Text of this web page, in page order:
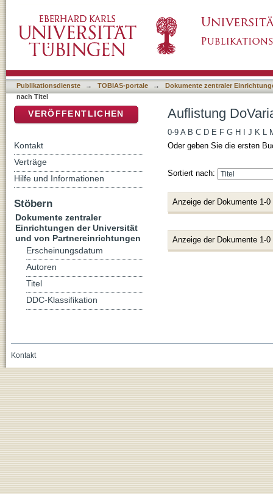
Publikationsdienste → TOBIAS-portale →
Dokumente zentraler
nach Titel
Auflistung
0-9 A B C D E F G H J K L
Oder geben Sie die ersten
Sortiert nach:
Anzeige der Dokumente 1-0
Anzeige der Dokumente 1-0
VERÖFFENTLICHEN
Kontakt
Verträge
Hilfe und Informationen
Stöbern
Dokumente zentraler
Einrichtungen der Universität
und von Partnereinrichtungen
Erscheinungsdatum
Autoren
Titel
DDC-Klassifikation
Kontakt